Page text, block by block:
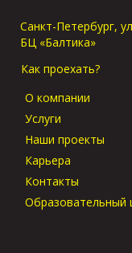
Санкт-Петербург,
БЦ «Балтика»
Как проехать?
О компании
Услуги
Наши проекты
Карьера
Контакты
Образовательный